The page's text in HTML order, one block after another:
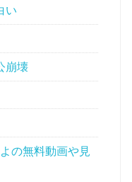
い
崩壊
の無料動画や見